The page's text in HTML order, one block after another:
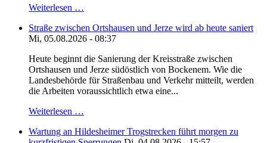
Weiterlesen …
Straße zwischen Ortshausen und Jerze wird ab heute saniert
Mi, 05.08.2026 - 08:37
Heute beginnt die Sanierung der Kreisstraße zwischen
Ortshausen und Jerze südöstlich von Bockenem. Wie die
Landesbehörde für Straßenbau und Verkehr mitteilt, werden
die Arbeiten voraussichtlich etwa eine...
Weiterlesen …
Wartung an Hildesheimer Trogstrecken führt morgen zu